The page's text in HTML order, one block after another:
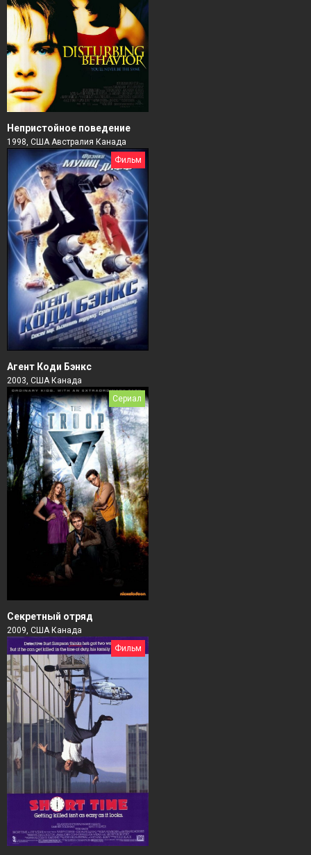
Непристойное поведение
1998, США Австралия Канада
Фильм
Агент Коди Бэнкс
2003, США Канада
Сериал
Секретный отряд
2009, США Канада
Фильм